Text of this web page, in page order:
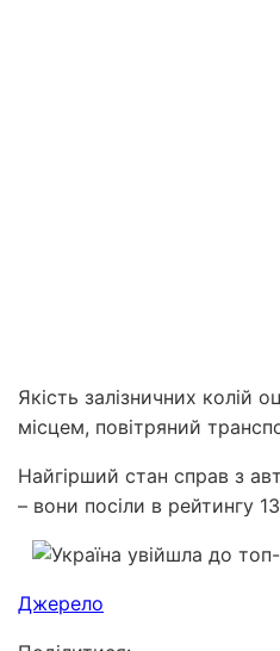
Якість залізничних колій
місцем, повітряний
Найгірший стан справ з
– вони посіли в рейтингу
Джерело